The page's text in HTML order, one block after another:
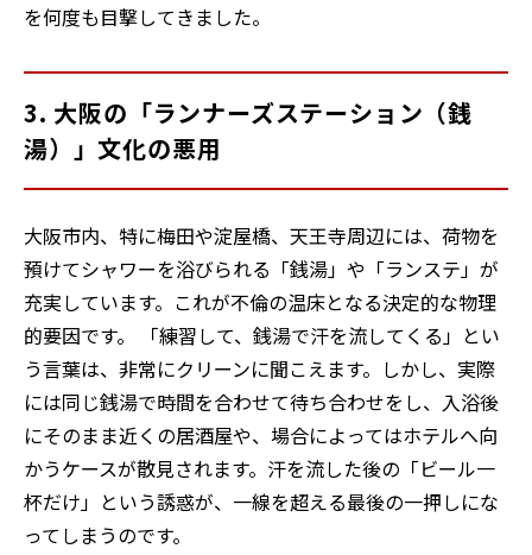
を何度も目撃してきました。
3. 大阪の「ランナーズステーション（銭
湯）」文化の悪用
大阪市内、特に梅田や淀屋橋、天王寺周辺には、荷物を
預けてシャワーを浴びられる「銭湯」や「ランステ」が
充実しています。これが不倫の温床となる決定的な物理
的要因です。 「練習して、銭湯で汗を流してくる」とい
う言葉は、非常にクリーンに聞こえます。しかし、実際
には同じ銭湯で時間を合わせて待ち合わせをし、入浴後
にそのまま近くの居酒屋や、場合によってはホテルへ向
かうケースが散見されます。汗を流した後の「ビール一
杯だけ」という誘惑が、一線を超える最後の一押しにな
ってしまうのです。